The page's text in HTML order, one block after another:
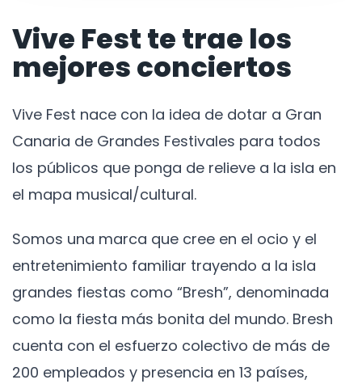
Vive Fest te trae los
mejores conciertos
Vive Fest nace con la idea de dotar a Gran
Canaria de Grandes Festivales para todos
los públicos que ponga de relieve a la isla en
el mapa musical/cultural.
Somos una marca que cree en el ocio y el
entretenimiento familiar trayendo a la isla
grandes fiestas como “Bresh”, denominada
como la fiesta más bonita del mundo. Bresh
cuenta con el esfuerzo colectivo de más de
200 empleados y presencia en 13 países,